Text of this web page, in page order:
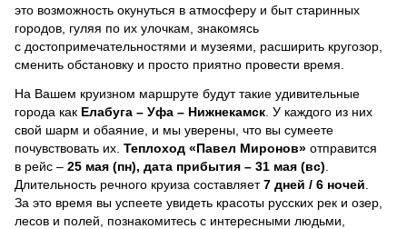
это возможность окунуться в атмосферу и быт старинных
городов, гуляя по их улочкам, знакомясь
с достопримечательностями и музеями, расширить кругозор,
сменить обстановку и просто приятно провести время.
На Вашем круизном маршруте будут такие удивительные
города как Елабуга – Уфа – Нижнекамск . У каждого из них
свой шарм и обаяние, и мы уверены, что вы сумеете
почувствовать их. Теплоход «Павел Миронов» отправится
в рейс – 25 мая (пн), дата прибытия – 31 мая (вс)
Длительность речного круиза составляет7 дней / 6 ночей
За это время вы успеете увидеть красоты русских рек и озер,
лесов и полей, познакомитесь с интересными людьми,